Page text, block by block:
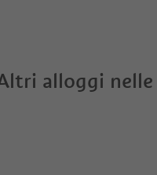
alloggi nelle